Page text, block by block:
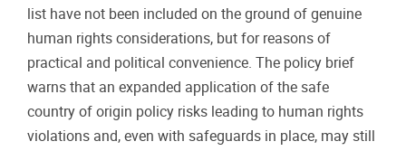
list have not been included on the ground of genuine
human rights considerations, but for reasons of
practical and political convenience. The policy brief
warns that an expanded application of the safe
country of origin policy risks leading to human rights
violations and, even with safeguards in place, may still